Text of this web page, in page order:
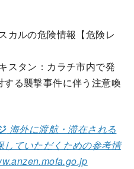
カルの危険情報【危険レ
スタン：カラチ市内で発
る襲撃事件に伴う注意喚
海外に渡航・滞在される
ていただくための参考情